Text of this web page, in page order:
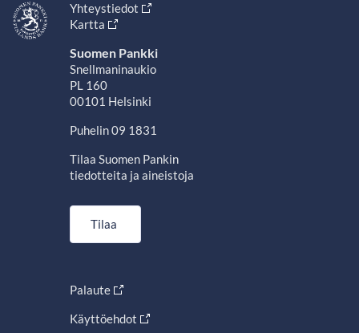
Yhteystiedot
Kartta
Suomen Pankki
Snellmaninaukio
PL 160
00101 Helsinki
Puhelin 09 1831
Tilaa Suomen Pankin
tiedotteita ja aineistoja
Tilaa
Palaute
Käyttöehdot